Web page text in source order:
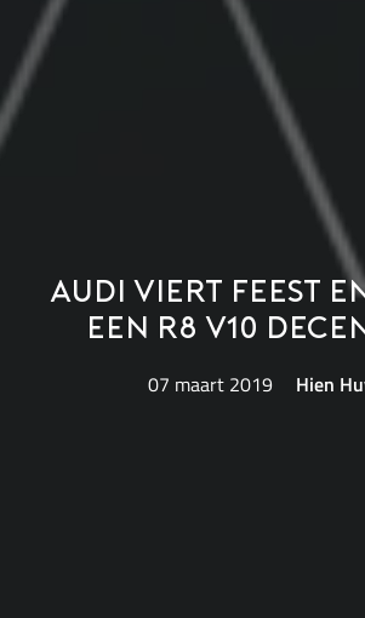
Audi viert feest
een R8 V10
07 maart 2019 Hien